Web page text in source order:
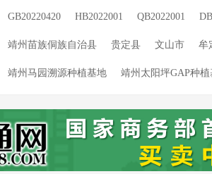
GB20220420 HB2022001 QB2022001
靖州苗族侗族自治县 贵定县 文山市 牟
靖州马园溯源种植基地
靖州太阳坪GAP种植
贵州黎平种植基地 云南文